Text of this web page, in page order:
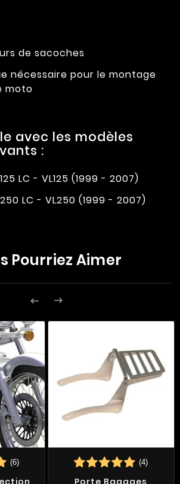
de sacoches
nécessaire pour le montage
moto
avec les modèles
:
LC - VL125 (1999 - 2007)
LC - VL250 (1999 - 2007)
Pourriez Aimer
 
(6) (4)
Porte Bagages